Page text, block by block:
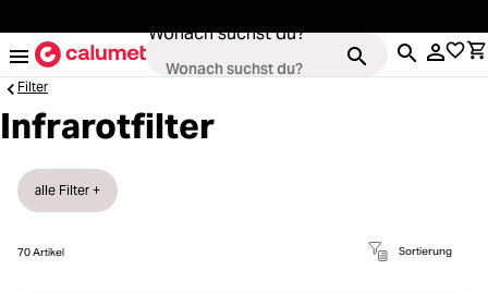
Wonach suchst du?
Kameras
Filter
Infrarotfilter
70Artikel Sortierung
alle Filter +